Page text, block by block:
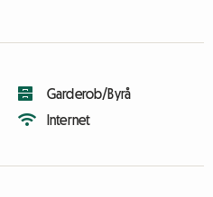
Garderob/Byrå
Internet